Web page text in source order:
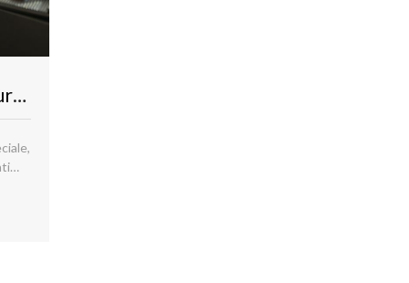
Consiglio Superiore della Magistratura: due concorsi per funzionari amministrativi e addetti ai servizi generali, per l’iscrizione è necessaria la PEC
I,